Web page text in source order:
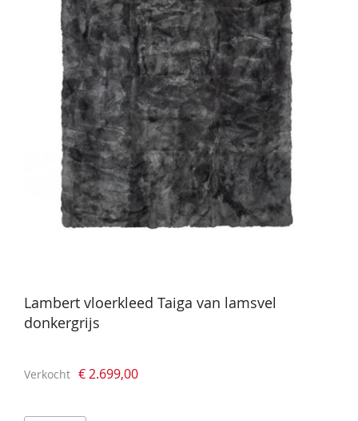
Lambert vloerkleed Taiga van lamsvel
donkergrijs
Verkocht € 2.699,00